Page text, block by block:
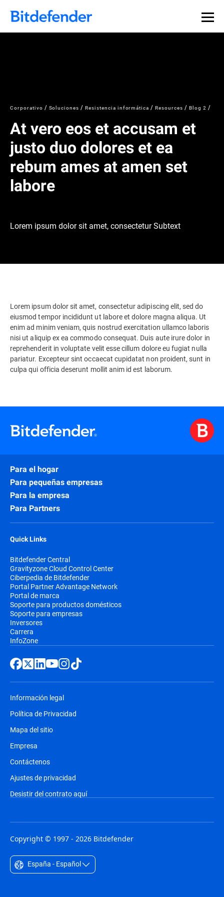
Corporativo Soluciones Resistencia informática Resources Blog 2
At vero eos et accusam et
justo duo dolores et ea
rebum ames at amen set
labore
Lorem ipsum dolor sit amet, consectetur Subtext
Lorem ipsum dolor sit amet, consectetur adipiscing elit, sed do
eiusmod tempor incididunt ut labore et dolore magna aliqua. Ut
enim ad minim veniam, quis nostrud exercitation ullamco laboris
nisi ut aliquip ex ea commodo consequat. Duis aute irure dolor in
reprehenderit in voluptate velit esse cillum dolore eu fugiat nulla
pariatur. Excepteur sint occaecat cupidatat non proident, sunt in
culpa qui officia deserunt mollit anim id est laborum.
Para el hogar
Para pequeñas empresas
Para la empresa
Para Partners
Quick Links
Bitdefender Central
Gravityzone Cloud Control Center
Ciberpedia de Bitdefender
Portal Partner Advantage Network
Portal de marca
Soporte para productos domésticos
Soporte para empresas
Inversores
Carrera
InfoZone
Información legal
Política de Privacidad
Mapa del sitio
Empresa
Contáctenos
Ajustes de privacidad
Desistir del contrato aquí
Copyright © 1997 - 2026 Bitdefender
España - Español